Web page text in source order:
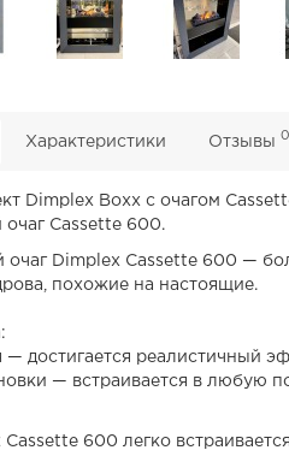
Характеристики Отзывы 0
Dimplex Boxx с очагом
очаг Cassette 600.
очаг Dimplex Cassette 600 —
похожие на настоящие.
— достигается реалистичный
— встраивается в любую
600 легко